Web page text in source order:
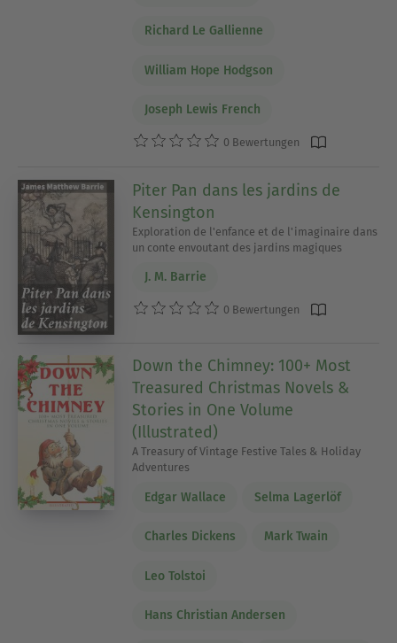
Richard Le Gallienne
William Hope Hodgson
Joseph Lewis French
0 Bewertungen
Piter Pan dans les jardins de
Kensington
Exploration de l'enfance et de l'imaginaire dans
un conte envoutant des jardins magiques
J. M. Barrie
0 Bewertungen
Down the Chimney: 100+ Most
Treasured Christmas Novels &
Stories in One Volume
(Illustrated)
A Treasury of Vintage Festive Tales & Holiday
Adventures
Edgar Wallace Selma Lagerlöf
Charles Dickens Mark Twain
Leo Tolstoi
Hans Christian Andersen